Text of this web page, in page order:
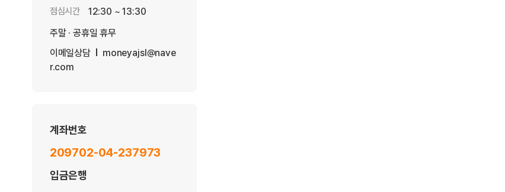
점심시간
12:30 ~ 13:30
주말 · 공휴일 휴무
이메일상담
moneyajsl@nave
r.com
계좌번호
209702-04-237973
입금은행